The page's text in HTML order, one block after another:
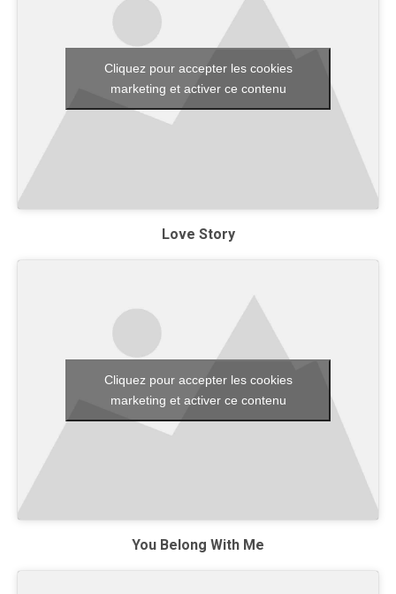
Cliquez pour accepter les cookies
marketing et activer ce contenu
Love Story
Cliquez pour accepter les cookies
marketing et activer ce contenu
You Belong With Me